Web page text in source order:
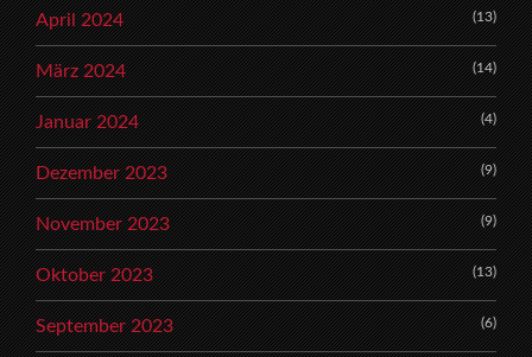
April 2024 (13)
März 2024 (14)
Januar 2024 (4)
Dezember 2023 (9)
November 2023 (9)
Oktober 2023 (13)
September 2023 (6)